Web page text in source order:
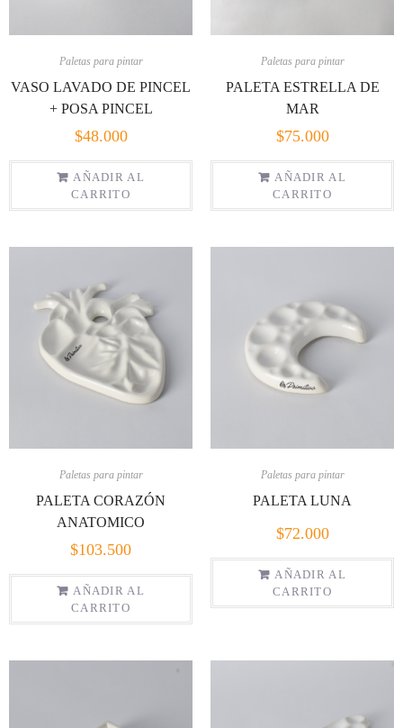
Paletas para pintar
VASO LAVADO DE PINCEL
+ POSA PINCEL
$48.000
AÑADIR AL
CARRITO
Paletas para pintar
PALETA ESTRELLA DE
MAR
$75.000
AÑADIR AL
CARRITO
Paletas para pintar
PALETA CORAZÓN
ANATOMICO
$103.500
AÑADIR AL
CARRITO
Paletas para pintar
PALETA LUNA
$72.000
AÑADIR AL
CARRITO